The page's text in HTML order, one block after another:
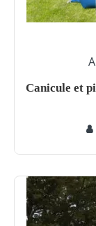
Canicule et